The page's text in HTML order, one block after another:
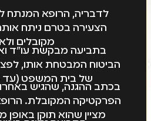
לדבריה, הרופא המנתח
הצעירה בטרם ניתח
מקובלים
בתביעה מבקשת עו"ד
הביטוח המבטחת אותו,
של בית המשפט (עד 2.5 מיליון שקלים) בגין רשלנות רפואית.
בכתב ההגנה, שהגיש
הפרקטיקה המקובלת.
מציין שהוא תוקן